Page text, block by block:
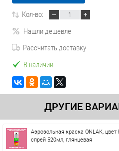
Кол-во:
Нашли дешевле
Рассчитать доставку
В наличии
ДРУГИЕ
Аэрозольная краска ONLAK, цвет
спрей 520мл, глянцевая